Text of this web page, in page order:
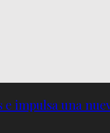
impulsa una